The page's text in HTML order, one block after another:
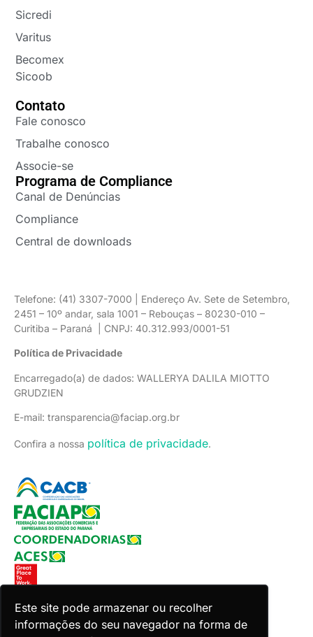
Este site pode armazenar ou recolher
informações do seu navegador na forma de
Sicredi
Varitus
Becomex
Sicoob
Contato
Fale conosco
Trabalhe conosco
Associe-se
Programa de Compliance
Canal de Denúncias
Compliance
Central de downloads
Telefone: (41) 3307-7000 | Endereço Av. Sete de Setembro,
2451 – 10º andar, sala 1001 – Rebouças – 80230-010 –
Curitiba – Paraná | CNPJ: 40.312.993/0001-51
Política de Privacidade
Encarregado(a) de dados: WALLERYA DALILA MIOTTO
GRUDZIEN
E-mail: transparencia@faciap.org.br
Confira a nossa política de privacidade.
Copyright 2026 Faciap. Todos os direitos reservados.